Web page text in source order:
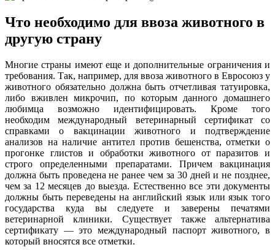
Что необходимо для ввоза животного в
другую страну
Многие страны имеют еще и дополнительные ограничения и
требования. Так, например, для ввоза животного в Евросоюз у
животного обязательно должна быть отчетливая татуировка,
либо вживлен микрочип, по которым данного домашнего
любимца возможно идентифицировать. Кроме того
необходим международный ветеринарный сертификат со
справками о вакцинации животного и подтверждение
анализов на наличие антител против бешенства, отметки о
прогонке глистов и обработки животного от паразитов и
строго определенными препаратами. Причем вакцинация
должна быть проведена не ранее чем за 30 дней и не позднее,
чем за 12 месяцев до выезда. Естественно все эти документы
должны быть переведены на английский язык или язык того
государства куда вы следуете и заверены печатями
ветеринарной клиники. Существует также альтернатива
сертификату — это международный паспорт животного, в
который вносятся все отметки.